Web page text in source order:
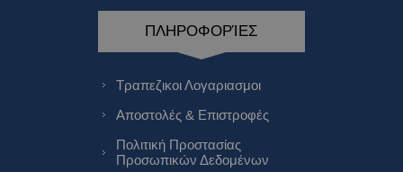
ΠΛΗΡΟΦΟΡΊΕΣ
Τραπεζικοι Λογαριασμοι
Αποστολές & Επιστροφές
Πολιτική Προστασίας
Προσωπικών Δεδομένων